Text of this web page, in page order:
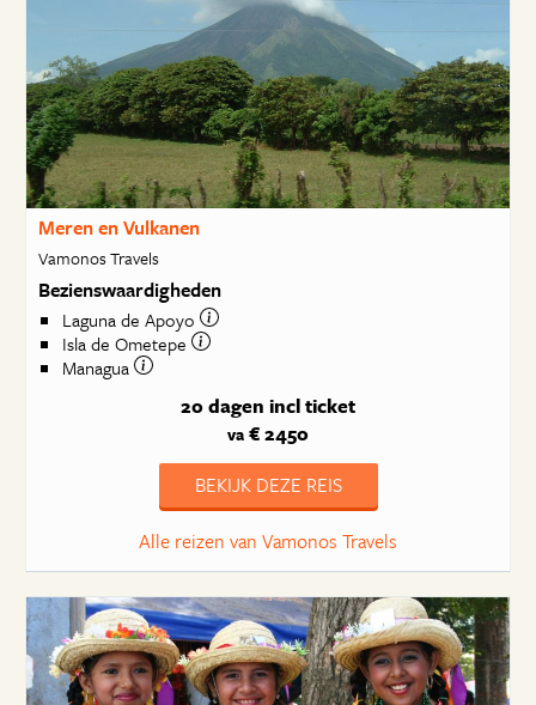
Meren en Vulkanen
Vamonos Travels
Bezienswaardigheden
Laguna de Apoyo
Isla de Ometepe
Managua
20 dagen incl ticket
va € 2450
BEKIJK DEZE REIS
Alle reizen van Vamonos Travels